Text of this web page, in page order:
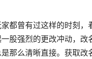
都曾有过这样的时刻，
股强烈的更改冲动，改
那么清晰直接。获取改